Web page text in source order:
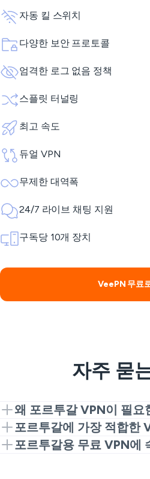
자동 킬 스위치
다양한 보안 프로토콜
엄격한 로그 없음 정책
스플릿 터널링
최고 속도
듀얼 VPN
무제한 대역폭
24/7 라이브 채팅 지원
구독당 10개 장치
VeePN 무료
자주 묻
왜 포르투갈 VPN이 필요
포르투갈 VPN은 RTP Play,
콘텐츠에 액세스하기에 필수
보장하고 해외 여행 중 지리
포르투갈에 가장 적합한
포르투갈에 가장 적합한 VPN
포르투갈용 무료 VPN에